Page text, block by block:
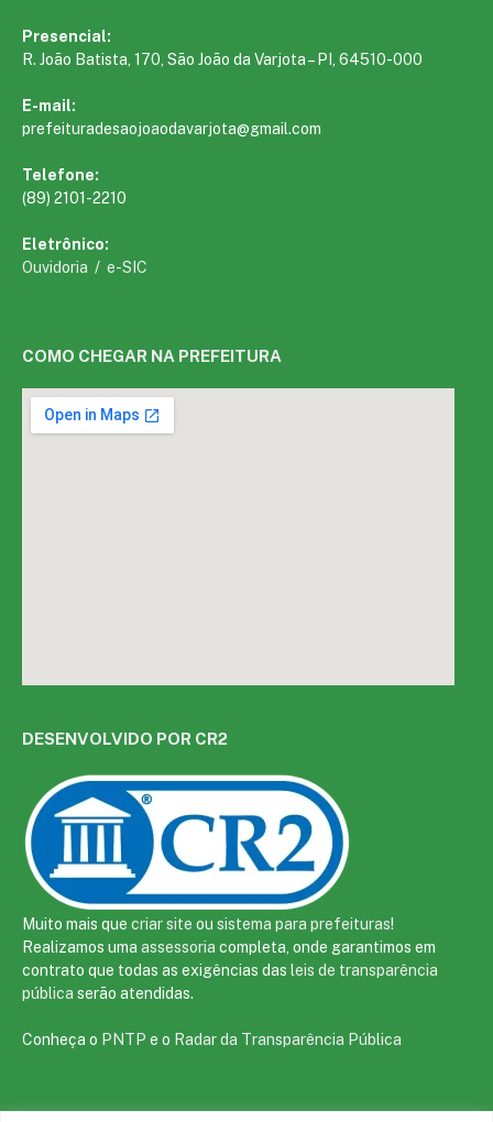
Presencial:
R. João Batista, 170, São João da Varjota – PI, 64510-000
E-mail:
prefeituradesaojoaodavarjota@gmail.com
Telefone:
(89) 2101-2210
Eletrônico:
Ouvidoria / e-SIC
COMO CHEGAR NA PREFEITURA
DESENVOLVIDO POR CR2
Muito mais que criar site ou sistema para prefeituras!
Realizamos uma assessoria completa, onde garantimos em
contrato que todas as exigências das leis de transparência
pública serão atendidas.
Conheça o PNTP e o Radar da Transparência Pública